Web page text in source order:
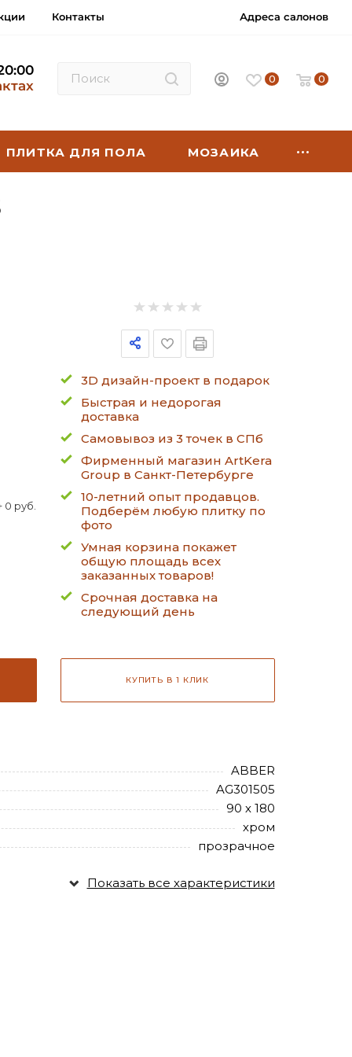
Контакты Адреса салонов
0 0
ПЛИТКА ДЛЯ ПОЛА МОЗАИКА
0 руб.
3D дизайн-проект в подарок
Быстрая и недорогая
доставка
Самовывоз из 3 точек в СПб
Фирменный магазин ArtKera
Group в Санкт-Петербурге
10-летний опыт продавцов.
Подберём любую плитку по
фото
Умная корзина покажет
общую площадь всех
заказанных товаров!
Срочная доставка на
следующий день
КУПИТЬ В 1 КЛИК
ABBER
AG301505
90 х 180
хром
прозрачное
Показать все характеристики